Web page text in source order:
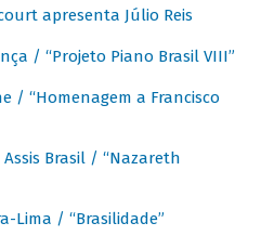
apresenta Júlio Reis
/ “Projeto Piano Brasil VIII”
/ “Homenagem a Francisco
Assis Brasil / “Nazareth
Lima / “Brasilidade”